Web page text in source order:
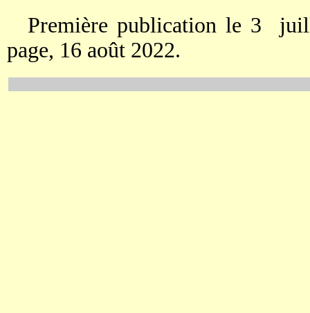
Première publication le 3
page, 16 août 2022.